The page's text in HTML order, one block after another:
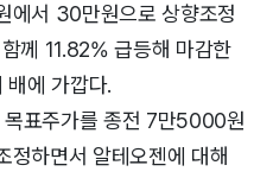
에서 30만원으로 상향조정
께 11.82% 급등해 마감한
에 가깝다.
표주가를 종전 7만5000원
하면서 알테오젠에 대해